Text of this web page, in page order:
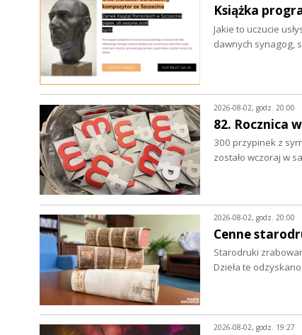
Książka
Jakie to uczucie
dawnych synagog,
2026-08-02, godz. 20:00
82. Rocznica
300 przypinek z
zostało wczoraj w
2026-08-02, godz. 20:00
Cenne
Starodruki
Dzieła te
2026-08-02, godz. 19:27